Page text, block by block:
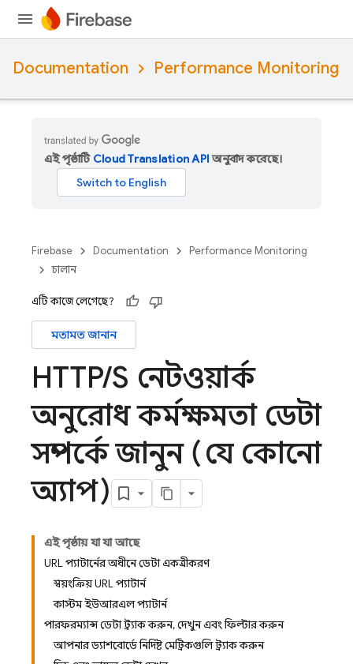
Documentation Performance Monitoring
এই পৃষ্ঠাটি Cloud Translation APIঅনুবাদ করেছে।
Firebase Documentation
Performance Monitoring
চালান
এটি কাজে লেগেছে?
মতামত জানান
HTTP/S নেটওয়ার্ক
অনুরোধ কর্মক্ষমতা ডেটা
সম্পর্কে জানুন (যে কোনো
অ্যাপ)
এই পৃষ্ঠায় যা যা আছে
URL প্যাটার্নের অধীনে ডেটা একত্রীকরণ
স্বয়ংক্রিয় URL প্যাটার্ন
কাস্টম ইউআরএল প্যাটার্ন
পারফরম্যান্স ডেটা ট্র্যাক করুন, দেখুন এবং ফিল্টার করুন
আপনার ড্যাশবোর্ডে নির্দিষ্ট মেট্রিকগুলি ট্র্যাক করুন